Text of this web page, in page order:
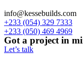
info@kessebuilds.com
+233 (054) 329 7333
+233 (050) 469 4969
Got a project in
Let’s talk